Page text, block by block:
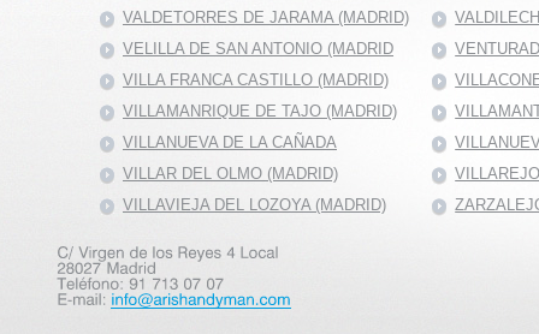
VALDETORRES DE JARAMA (MADRID)
VELILLA DE SAN ANTONIO (MADRID
VILLA FRANCA CASTILLO (MADRID)
VILLAMANRIQUE DE TAJO (MADRID)
VILLANUEVA DE LA CAÑADA
VILLAR DEL OLMO (MADRID)
VILLAVIEJA DEL LOZOYA (MADRID)